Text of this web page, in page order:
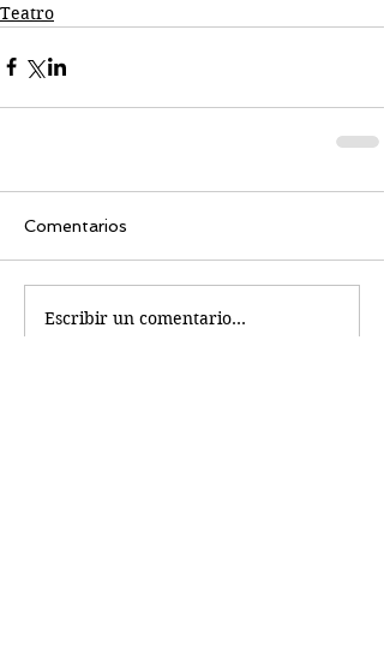
Teatro
Comentarios
Escribir un comentario...